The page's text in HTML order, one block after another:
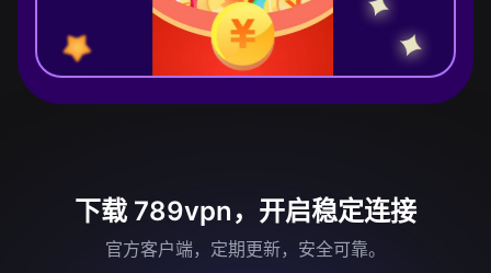
下载 789vpn，开启稳定连接
官方客户端，定期更新，安全可靠。